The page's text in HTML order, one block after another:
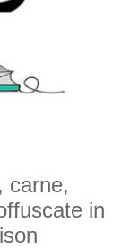
carne,
in